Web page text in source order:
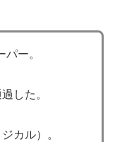
ー。
した。
カル）。